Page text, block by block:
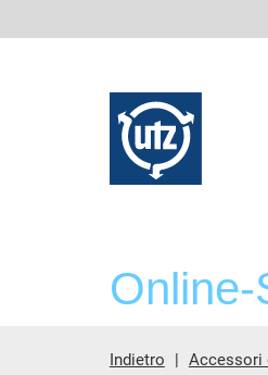
Online-
Indietro Accessori